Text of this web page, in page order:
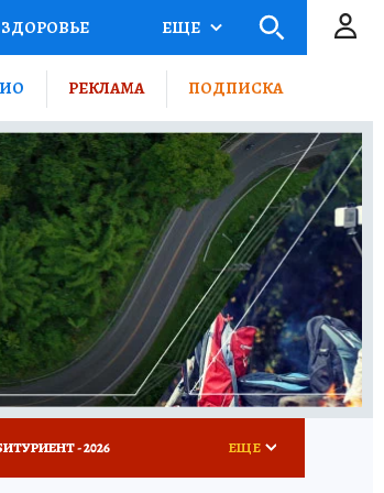
ЗДОРОВЬЕ
ВСЕ О КП
ЕЩЕ
РЕКЛАМА ПОДПИСКА
- 2026 ЕЩЕ